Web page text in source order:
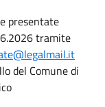
presentate
tramite
del Comune di